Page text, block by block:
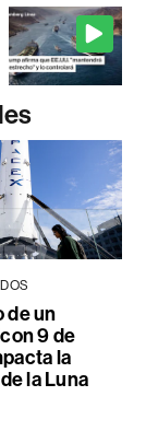
de un
9 de
la
la Luna